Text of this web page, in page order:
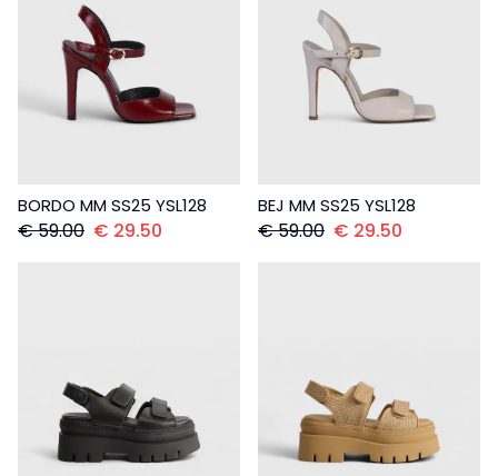
BORDO MM SS25 YSL128
€59.00 € 29.50
BEJ MM SS25 YSL128
€59.00 € 29.50